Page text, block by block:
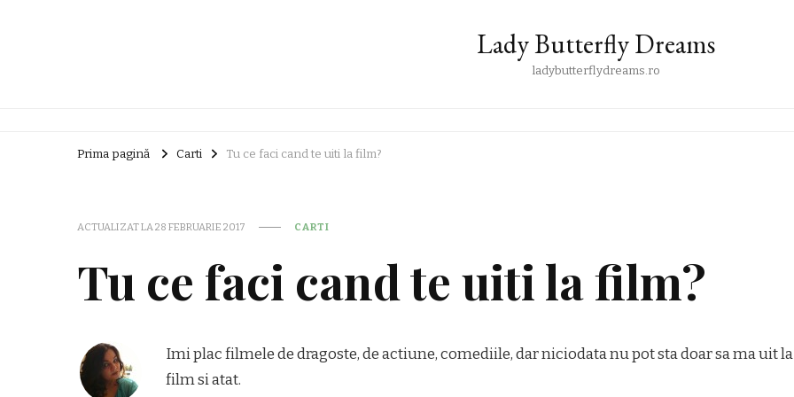
Lady Butterfly Dreams
ladybutterflydreams.ro
Prima pagină Carti Tu ce faci cand te uiti la film?
ACTUALIZAT LA 28 FEBRUARIE 2017 CARTI
Tu ce faci cand te uiti la film?
Imi plac filmele de dragoste, de actiune, comediile, dar niciodata nu pot sta doar sa ma uit la
film si atat.